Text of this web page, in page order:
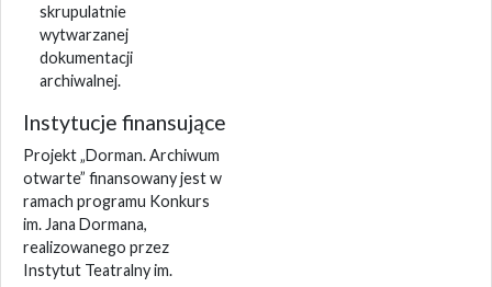
skrupulatnie
wytwarzanej
dokumentacji
archiwalnej.
Instytucje finansujące
Projekt „Dorman. Archiwum
otwarte” finansowany jest w
ramach programu Konkurs
im. Jana Dormana,
realizowanego przez
Instytut Teatralny im.